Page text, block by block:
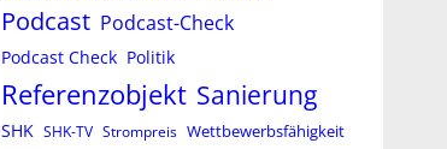
Podcast Podcast-Check
Podcast Check Politik
Referenzobjekt Sanierung
SHK SHK-TV Strompreis Wettbewerbsfähigkeit